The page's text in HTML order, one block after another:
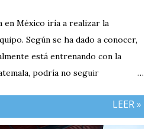
en México iría a realizar la
Según se ha dado a conocer,
está entrenando con la
podría no seguir
a realizar su pretemporada.
y padre colombiano,
LEER »